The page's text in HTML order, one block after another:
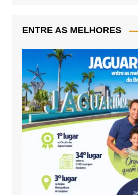
ENTRE AS MELHORES